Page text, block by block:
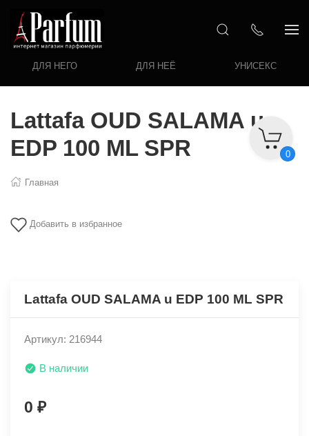
ДЛЯ НЕГО ДЛЯ НЕЁ УНИСЕКС
0
Lattafa OUD SALAMA u
EDP 100 ML SPR
Главная
Добавить в избранное
Lattafa OUD SALAMA u EDP 100 ML SPR
Артикул: 216944
В наличии
0